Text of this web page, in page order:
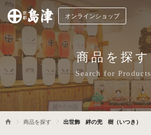
オンラインショップ
商品を探す
Search for Products
商品を探す 出世飾 絆の兜 樹（いつき）